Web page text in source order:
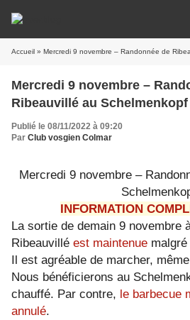
Accueil » Mercredi 9 novembre – Randonnée de
Mercredi 9 novembre –
Ribeauvillé au Schelmenkopf
Publié le 08/11/2022 à 09:20
Par Club vosgien Colmar
Mercredi 9 novembre –
INFORMATION
La sortie de demain 9 novembre
Ribeauvillé est maintenue
Il est agréable de marcher,
Nous bénéficierons au
chauffé. Par contre, le barbecue
annulé.